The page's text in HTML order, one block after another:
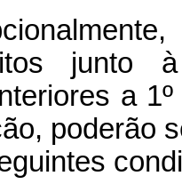
junto
a
poderão